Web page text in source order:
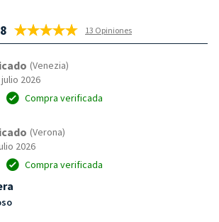
13 Opiniones
(Venezia)
2026
Compra verificada
(Verona)
2026
Compra verificada